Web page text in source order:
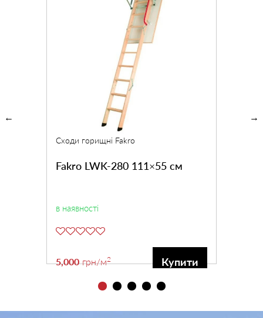
Сходи горищні Fakro
Fakro LWK-280 111×55 см
в наявності
5,000 грн/м2 Купити